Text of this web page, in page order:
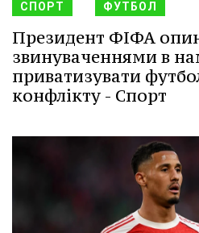
СПОРТ ФУТБОЛ
Президент ФІФА
звинуваченнями в
приватизувати
конфлікту - Спорт